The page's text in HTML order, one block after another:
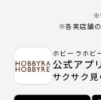
※各実店舗
ホビーラホビ
公式アプ
サクサク